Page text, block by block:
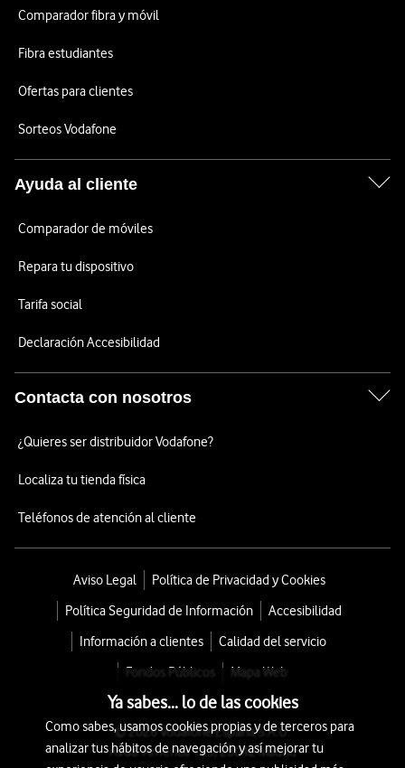
Comparador fibra y móvil
Fibra estudiantes
Ofertas para clientes
Sorteos Vodafone
Ayuda al cliente
Comparador de móviles
Repara tu dispositivo
Tarifa social
Declaración Accesibilidad
Contacta con nosotros
¿Quieres ser distribuidor Vodafone?
Localiza tu tienda física
Teléfonos de atención al cliente
Aviso Legal
Política de Privacidad y Cookies
Política Seguridad de Información
Accesibilidad
Información a clientes
Calidad del servicio
Fondos Públicos
Mapa Web
© 2026 Vodafone España S.A.U.
Avda. América 115, 28042 Madrid
Ya sabes... lo de las cookies
Como sabes, usamos cookies propias y de terceros para
analizar tus hábitos de navegación y así mejorar tu